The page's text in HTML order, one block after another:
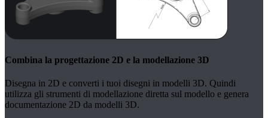
Combina la progettazione 2D e la modellazione 3D
Disegna in 2D e converti i tuoi disegni in modelli 3D. Quindi
utilizza gli strumenti di modellazione diretta sul modello e genera
documentazione 2D da modelli 3D.